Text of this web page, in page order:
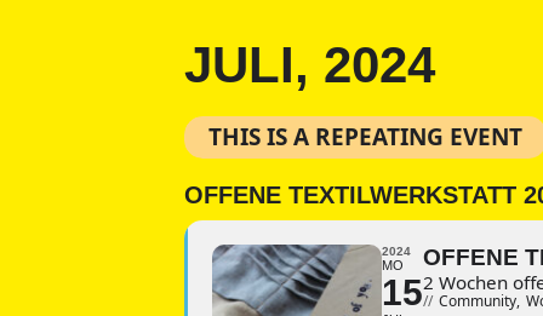
JULI, 2024
THIS IS A REPEATING EVENT
OFFENE TEXTILWERKSTATT
2024
MO
15
OFFENE
2 Wochen
// Community,